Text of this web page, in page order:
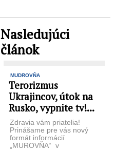
Nasledujúci
článok
MUDROVŇA
Terorizmus
Ukrajincov, útok na
Rusko, vypnite tv!...
Zdravia vám priatelia!
Prinášame pre vás nový
formát informácií
„MUROVŇA“ v